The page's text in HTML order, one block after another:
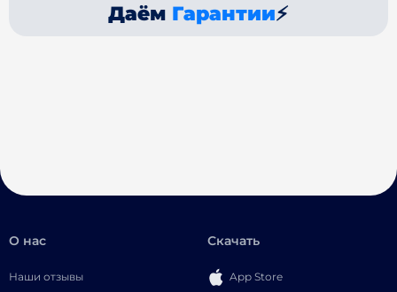
Даём Гарантии⚡
О нас
Наши отзывы
Скачать
App Store